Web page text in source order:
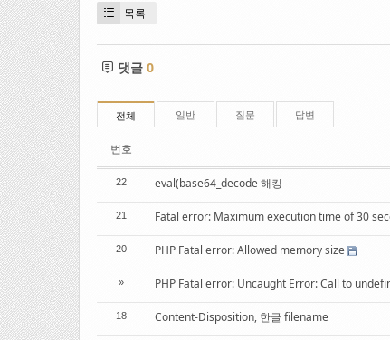
목록
댓글 0
전체 일반 질문 답변
번호
22 eval(base64_decode 해킹
21 Fatal error: Maximum execution time of 30
20 PHP Fatal error: Allowed memory size
» PHP Fatal error: Uncaught Error: Call to
18 Content-Disposition, 한글 filename